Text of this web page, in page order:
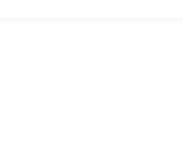
besoin.